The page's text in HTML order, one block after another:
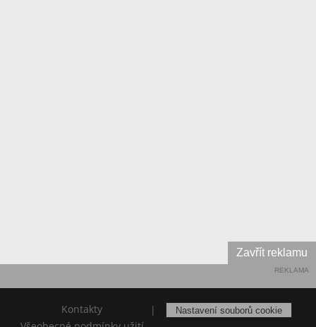
REKLAMA
Kontakty
| Nastavení souborů cookie
Zavřít reklamu